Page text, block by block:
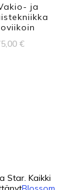
ja
€
Star. Kaikki